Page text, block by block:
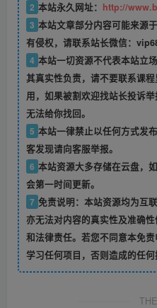
2 本站永久网址： http://
3 本站文章部分内容可能来源
有侵权，请联系站长微信：
4 本站一切资源不代表本站立
其真实性负责，请不要联系课
用，如果被割欢迎找站长投诉
无法给你找回。
5 本站一律禁止以任何方式发
客发现请向客服举报。
6 本站资源大多存储在云盘，
会第一时间更新。
7 免责说明：本站资源均为互
亦无法对内容的真实性及准确
和法律责任。若您不同意本免
学习任何项目，否则造成的任何